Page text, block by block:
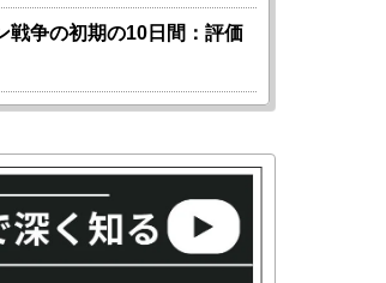
戦争の初期の10日間：評価